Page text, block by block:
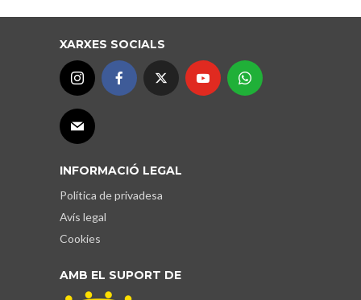
XARXES SOCIALS
INFORMACIÓ LEGAL
Política de privadesa
Avís legal
Cookies
AMB EL SUPORT DE